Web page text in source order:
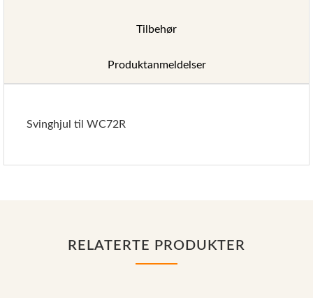
Tilbehør
Produktanmeldelser
Svinghjul til WC72R
RELATERTE PRODUKTER